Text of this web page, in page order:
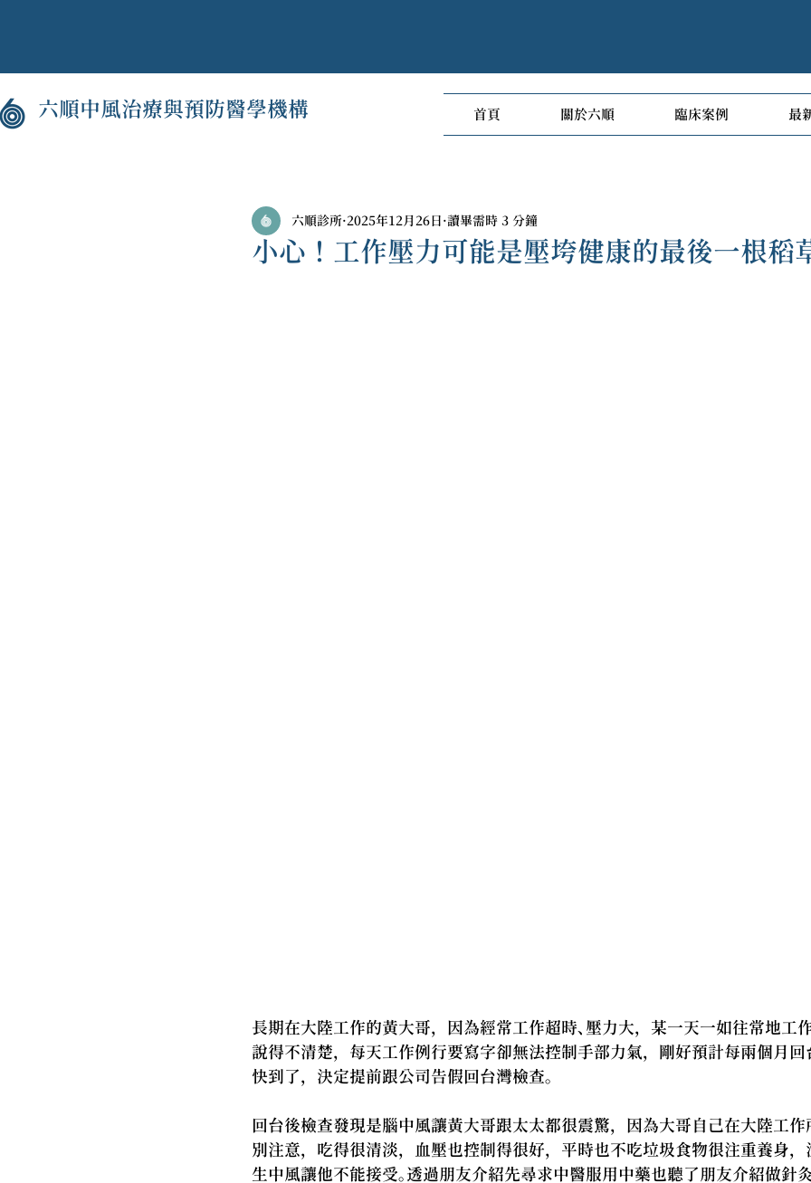
六順中風治療與預防醫學機構 首頁 關於六順 臨床案例 最
小心！工作壓力可能是壓垮健康的最後一根稻
六順診所 2025年12月26日 讀畢需時 3 分鐘
長期在大陸工作的黃大哥，因為經常工作超時、壓力大，某一天一如往常地工
說得不清楚，每天工作例行要寫字卻無法控制手部力氣，剛好預計每兩個月回
快到了，決定提前跟公司告假回台灣檢查。
回台後檢查發現是腦中風讓黃大哥跟太太都很震驚，因為大哥自己在大陸工
別注意，吃得很清淡，血壓也控制得很好，平時也不吃垃圾食物很注重養身，
生中風讓他不能接受。透過朋友介紹先尋求中醫服用中藥也聽了朋友介紹做針